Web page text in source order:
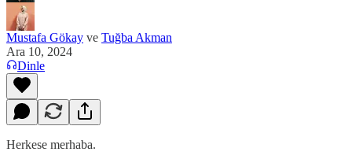
Mustafa Gökay ve Tuğba Akman
Ara 10, 2024
Dinle
Herkese merhaba.